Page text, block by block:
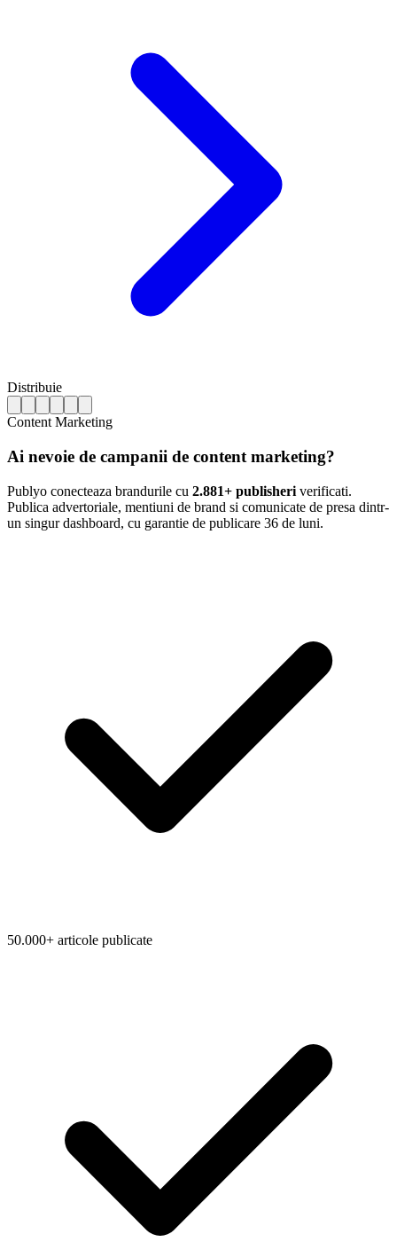
Distribuie
Content Marketing
Ai nevoie de campanii de content marketing?
Publyo conecteaza brandurile cu 2.881+ publisheri verificati.
Publica advertoriale, mentiuni de brand si comunicate de presa dintr-
un singur dashboard, cu garantie de publicare 36 de luni.
50.000+ articole publicate